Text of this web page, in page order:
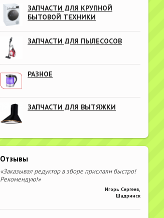
ЗАПЧАСТИ ДЛЯ КРУПНОЙ
БЫТОВОЙ ТЕХНИКИ
ЗАПЧАСТИ ДЛЯ ПЫЛЕСОСОВ
РАЗНОЕ
ЗАПЧАСТИ ДЛЯ ВЫТЯЖКИ
Отзывы
«Заказывал редуктор в зборе прислали быстро!
Рекомендую!»
Игорь Сергеев
Шадринск